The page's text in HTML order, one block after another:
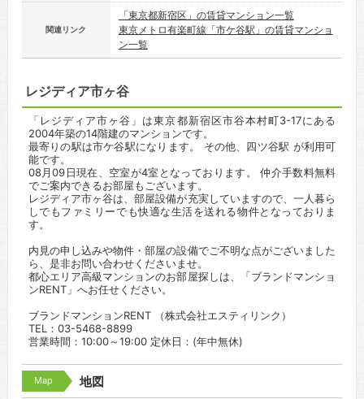
関連リンク
「東京都新宿区」の賃貸マンション一覧
東京メトロ有楽町線「市ケ谷駅」の賃貸マンショ
ン一覧
レジディア市ヶ谷
「レジディア市ヶ谷」は東京都新宿区市谷本村町3-17にある
2004年築の14階建のマンションです。
最寄りの駅は市ケ谷駅になります。 その他、四ツ谷駅 が利用可
能です。
08月09日現在、空室が4室となっております。 仲介手数料無料
でご案内できるお部屋もございます。
レジディア市ヶ谷は、部屋設備が充実していますので、一人暮ら
しでもファミリーでも快適な生活を送れる物件となっておりま
す。
内見の申し込みや物件・部屋の設備でご不明な点がございました
ら、是非お問い合わせくださいませ。
都心エリア高級マンションのお部屋探しは、「ブランドマンショ
ンRENT」へお任せください。
ブランドマンションRENT （株式会社エスティリンク）
TEL：03-5468-8899
営業時間：10:00～19:00 定休日：(年中無休)
Map 地図